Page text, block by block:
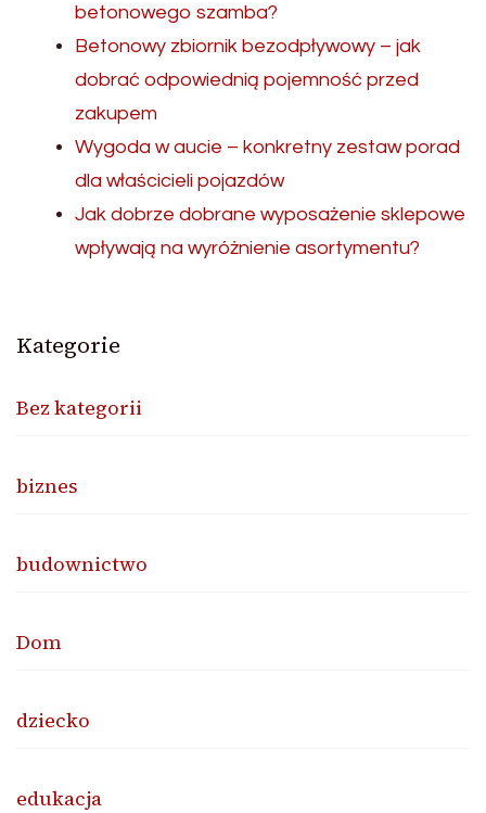
betonowego szamba?
Betonowy zbiornik bezodpływowy – jak
dobrać odpowiednią pojemność przed
zakupem
Wygoda w aucie – konkretny zestaw porad
dla właścicieli pojazdów
Jak dobrze dobrane wyposażenie sklepowe
wpływają na wyróżnienie asortymentu?
Kategorie
Bez kategorii
biznes
budownictwo
Dom
dziecko
edukacja